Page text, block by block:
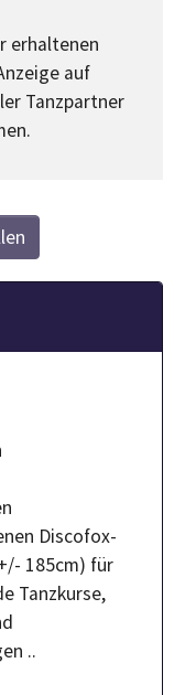
erhaltenen
auf
Tanzpartner
Discofox-
185cm) für
Tanzkurse,
..